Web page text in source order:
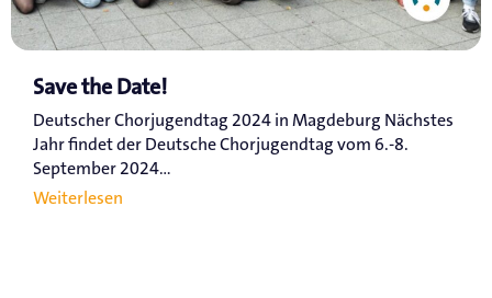
Save the Date!
Deutscher Chorjugendtag 2024 in Magdeburg Nächstes
Jahr findet der Deutsche Chorjugendtag vom 6.-8.
September 2024...
Weiterlesen